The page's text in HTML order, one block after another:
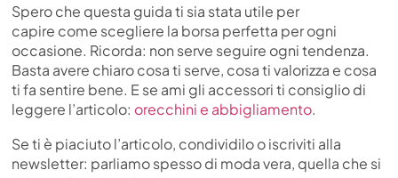
Spero che questa guida ti sia stata utile per
capire come scegliere la borsa perfetta per ogni
occasione. Ricorda: non serve seguire ogni tendenza.
Basta avere chiaro cosa ti serve, cosa ti valorizza e cosa
ti fa sentire bene. E se ami gli accessori ti consiglio di
leggere l’articolo: orecchini e abbigliamento.
Se ti è piaciuto l’articolo, condividilo o iscriviti alla
newsletter: parliamo spesso di moda vera, quella che si